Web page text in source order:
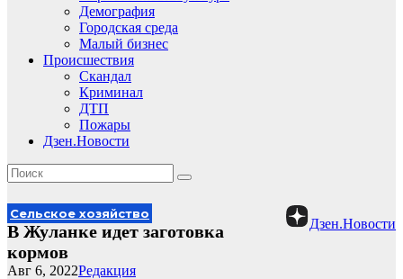
Демография
Городская среда
Малый бизнес
Происшествия
Скандал
Криминал
ДТП
Пожары
Дзен.Новости
Дзен.Новости
Сельское хозяйство
В Жуланке идет заготовка
кормов
Редакция
Авг 6, 2022